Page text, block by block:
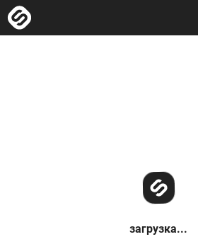
загрузка...